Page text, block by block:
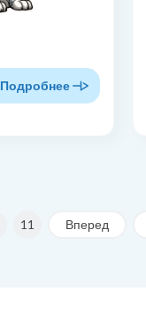
Подробнее
11 Вперед